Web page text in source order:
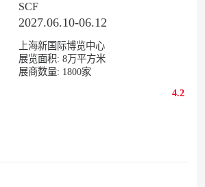
SCF
2027.06.10-06.12
上海新国际博览中心
展览面积: 8万平方米
展商数量: 1800家
4.2